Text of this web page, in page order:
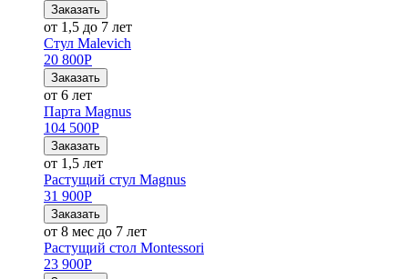
Заказать
от 1,5 до 7 лет
Стул Malevich
20 800Р
Заказать
от 6 лет
Парта Magnus
104 500Р
Заказать
от 1,5 лет
Растущий стул Magnus
31 900Р
Заказать
от 8 мес до 7 лет
Растущий стол Montessori
23 900Р